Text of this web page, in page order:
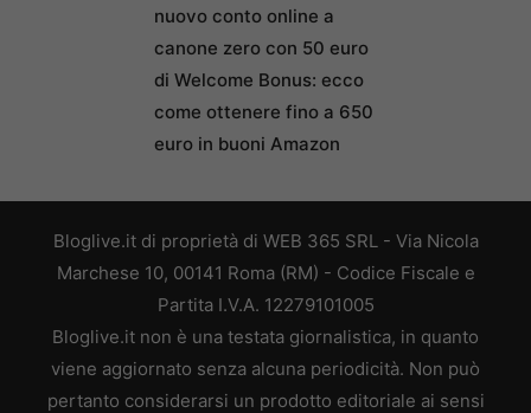
nuovo conto online a
canone zero con 50 euro
di Welcome Bonus: ecco
come ottenere fino a 650
euro in buoni Amazon
Bloglive.it di proprietà di WEB 365 SRL - Via Nicola
Marchese 10, 00141 Roma (RM) - Codice Fiscale e
Partita I.V.A. 12279101005
Bloglive.it non è una testata giornalistica, in quanto
viene aggiornato senza alcuna periodicità. Non può
pertanto considerarsi un prodotto editoriale ai sensi